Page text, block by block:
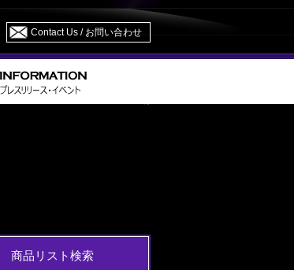
Contact Us / お問い合わせ
商品リスト検索